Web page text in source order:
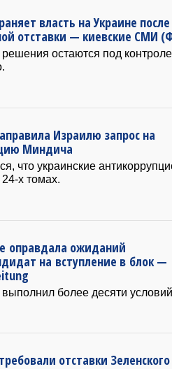
власть на Украине после
отставки — киевские СМИ
остаются под
Израилю запрос на
Миндича
что украинские
х томах.
оправдала ожиданий
на вступление в блок —
более десяти условий
отставки